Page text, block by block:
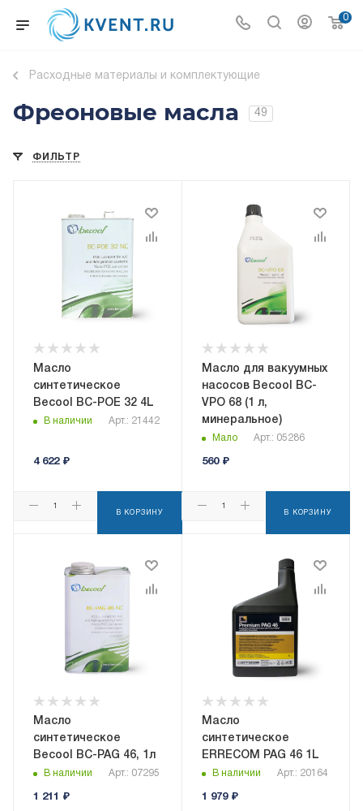
0
Расходные материалы и комплектующие
Фреоновые масла 49
ФИЛЬТР
Масло
синтетическое
Becool BC-POE 32 4L
В наличии Арт.: 21442
4 622₽
В КОРЗИНУ
Масло для вакуумных
насосов Becool BC-
VPO 68 (1 л,
минеральное)
Мало Арт.: 05286
560₽
В КОРЗИНУ
Масло
синтетическое
Becool BC-PAG 46, 1л
В наличии Арт.: 07295
1 211 ₽
Масло
синтетическое
ERRECOM PAG 46 1L
В наличии Арт.: 20164
1 979₽